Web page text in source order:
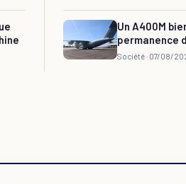
Un A400M
permanence
Société · 07/08/